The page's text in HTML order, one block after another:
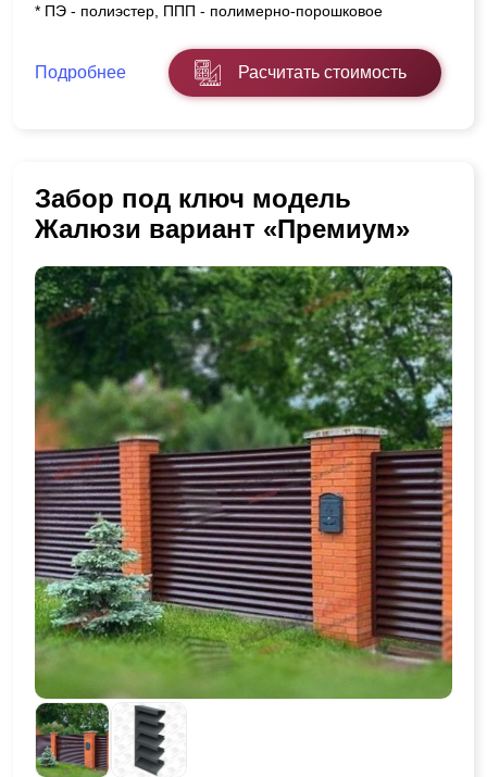
* ПЭ - полиэстер, ППП - полимерно-порошковое
Подробнее Расчитать стоимость
Забор под ключ модель
Жалюзи вариант «Премиум»